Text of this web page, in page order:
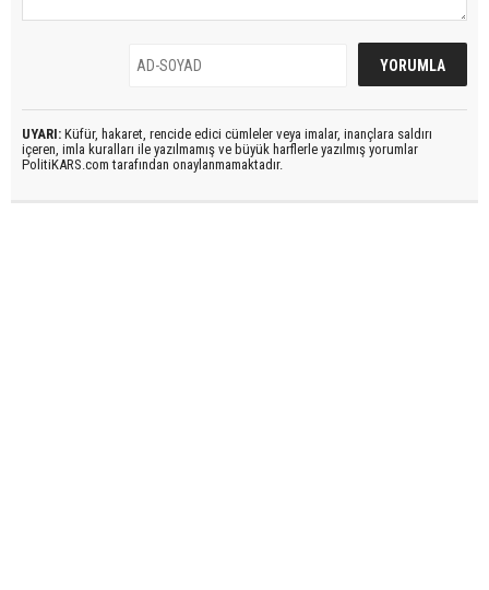
UYARI: Küfür, hakaret, rencide edici cümleler veya imalar, inançlara saldırı
içeren, imla kuralları ile yazılmamış ve büyük harflerle yazılmış yorumlar
PolitiKARS.com tarafından onaylanmamaktadır.